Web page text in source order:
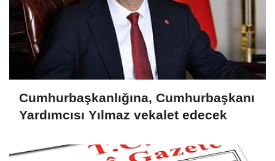
Cumhurbaşkanlığına, Cumhurbaşkanı
Yardımcısı Yılmaz vekalet edecek